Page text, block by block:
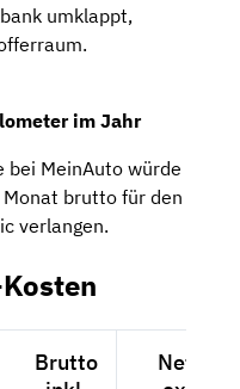
umklappt,
im Jahr
bei MeinAuto würde
brutto für den
verlangen.
Brutto
Netto